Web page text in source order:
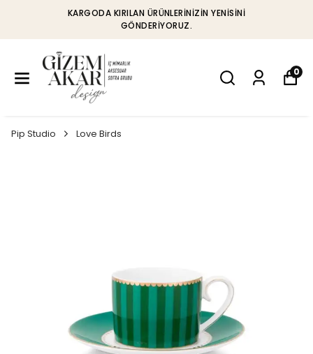
KARGODA KIRILAN ÜRÜNLERINIZIN YENISINI
GÖNDERIYORUZ.
0
Pip Studio Love Birds